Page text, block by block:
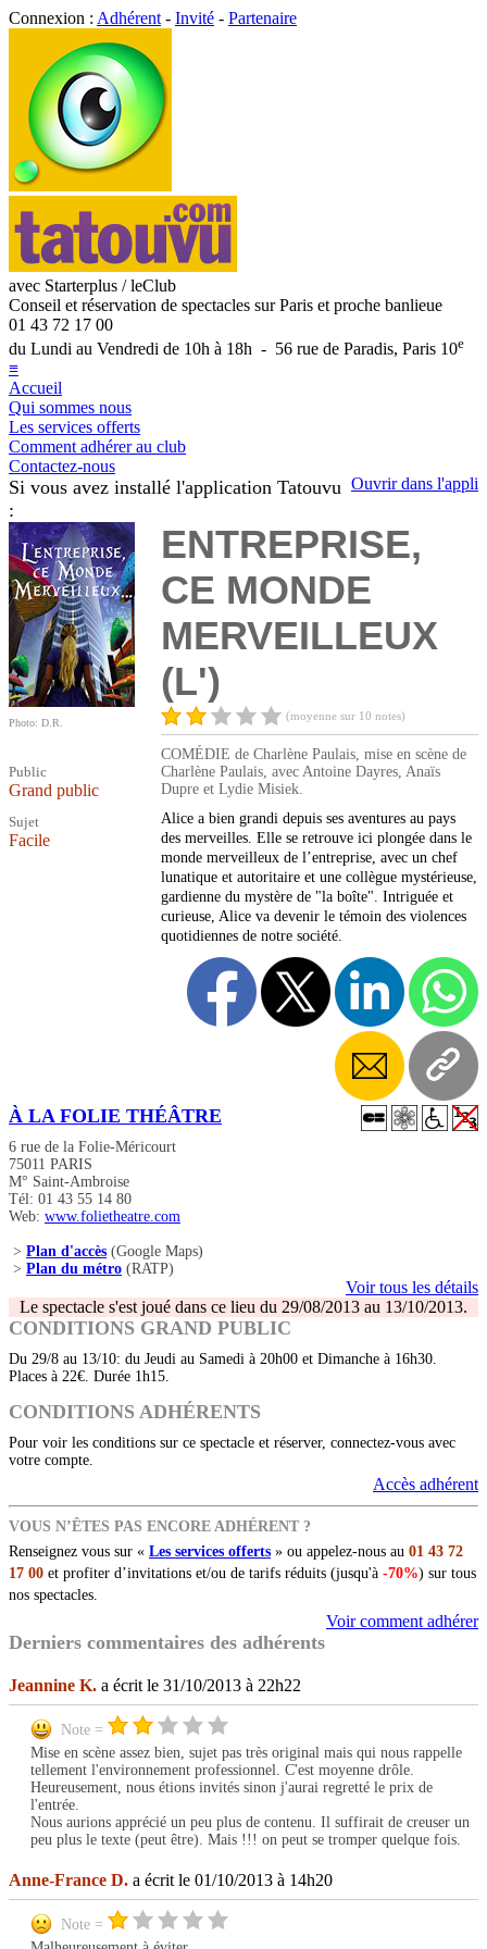
Connexion : Adhérent - Invité - Partenaire
avec Starterplus / leClub
Conseil et réservation de spectacles sur Paris et proche banlieue
01 43 72 17 00
du Lundi au Vendredi de 10h à 18h - 56 rue de Paradis, Paris 10e
≡
Accueil
Qui sommes nous
Les services offerts
Comment adhérer au club
Contactez-nous
Ouvrir dans l'appli
Si vous avez installé l'application Tatouvu
:
Photo: D.R.
Public
Grand public
Sujet
Facile
ENTREPRISE,
CE MONDE
MERVEILLEUX
(L')
(moyenne sur 10 notes)
COMÉDIE de Charlène Paulais, mise en scène de
Charlène Paulais, avec Antoine Dayres, Anaïs
Dupre et Lydie Misiek.
Alice a bien grandi depuis ses aventures au pays
des merveilles. Elle se retrouve ici plongée dans le
monde merveilleux de l’entreprise, avec un chef
lunatique et autoritaire et une collègue mystérieuse,
gardienne du mystère de "la boîte". Intriguée et
curieuse, Alice va devenir le témoin des violences
quotidiennes de notre société.
À LA FOLIE THÉÂTRE
6 rue de la Folie-Méricourt
75011 PARIS
M° Saint-Ambroise
Tél: 01 43 55 14 80
Web: www.folietheatre.com
> Plan d'accès (Google Maps)
> Plan du métro (RATP)
Voir tous les détails
Le spectacle s'est joué dans ce lieu du 29/08/2013 au 13/10/2013.
CONDITIONS GRAND PUBLIC
Du 29/8 au 13/10: du Jeudi au Samedi à 20h00 et Dimanche à 16h30.
Places à 22€. Durée 1h15.
CONDITIONS ADHÉRENTS
Pour voir les conditions sur ce spectacle et réserver, connectez-vous avec
votre compte.
Accès adhérent
VOUS N’ÊTES PAS ENCORE ADHÉRENT ?
Renseignez vous sur « Les services offerts » ou appelez-nous au 01 43 72
17 00 et profiter d’invitations et/ou de tarifs réduits (jusqu'à -70%) sur tous
nos spectacles.
Voir comment adhérer
Derniers commentaires des adhérents
Jeannine K. a écrit le 31/10/2013 à 22h22
Note =
Mise en scène assez bien, sujet pas très original mais qui nous rappelle
tellement l'environnement professionnel. C'est moyenne drôle.
Heureusement, nous étions invités sinon j'aurai regretté le prix de
l'entrée.
Nous aurions apprécié un peu plus de contenu. Il suffirait de creuser un
peu plus le texte (peut être). Mais !!! on peut se tromper quelque fois.
Anne-France D. a écrit le 01/10/2013 à 14h20
Note =